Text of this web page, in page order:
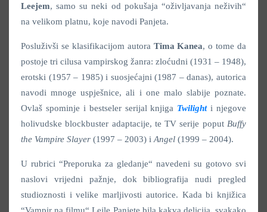
Leejem, samo su neki od pokušaja “oživljavanja neživih“
na velikom platnu, koje navodi Panjeta.
Posluživši se klasifikacijom autora Tima Kanea, o tome da
postoje tri cilusa vampirskog žanra: zloćudni (1931 – 1948),
erotski (1957 – 1985) i suosjećajni (1987 – danas), autorica
navodi mnoge uspješnice, ali i one malo slabije poznate.
Ovlaš spominje i bestseler serijal knjiga Twilight i njegove
holivudske blockbuster adaptacije, te TV serije poput Buffy
the Vampire Slayer (1997 – 2003) i Angel (1999 – 2004).
U rubrici “Preporuka za gledanje“ navedeni su gotovo svi
naslovi vrijedni pažnje, dok bibliografija nudi pregled
studioznosti i velike marljivosti autorice. Kada bi knjižica
“Vampir na filmu“ Lejle Panjete bila kakva delicija, svakako